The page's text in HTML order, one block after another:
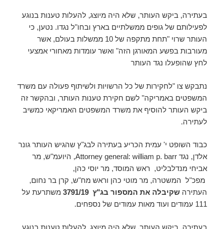
בעתירה, ביקש העותר, שלא היה מיוצג, להעלות טענות בנוגע
לפעילותם של גופים ממשלתיים בארץ ובחו"ל נגדו. נטען, כי
העותר שרוי "תחת מתקפה של 10 ממשלות בעולם, אשר
מעורבות בפשע המאורגן הזה" ואשר עומדות מאחורי אמצעי
לחץ שהופעלו נגד העותר
נתבקש צו "לחקירות של כל הרשויות ולשיתוף פעולה עם משרד
המשפטים באמריקה" לשם חקירת טענות העותר, ובהקשר זה
ביקש העותר להוסיף את משרד המשפטים האמריקאי כמשיב
לעתירה.
כבוד השופט י' עמית הכריע בעתירה לבג"ץ שהגיש העותר גונר
אלדן, נגד Attorney general: william p. barr, היועמ"ש, מר
אביחי מנדלבליט, ראש המוסד, מר יוסי כהן,
מפכ"ל המשטרה, מר מוטי כהן וראש מח"ש, קרן בר נחום,
העתירה שקיבלה את המספור בג"ץ 3791/19
משתרעת על
111 עמודים ועוד מאות עמודים של נספחים.
בעתירה, ביקש העותר, שלא היה מיוצג, להעלות טענות בנוגע